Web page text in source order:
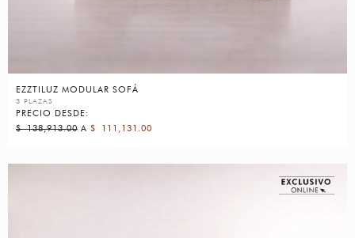
EZZTILUZ MODULAR SOFÁ
3 PLAZAS
PRECIO DESDE:
$138,913.00 A $ 111,131.00